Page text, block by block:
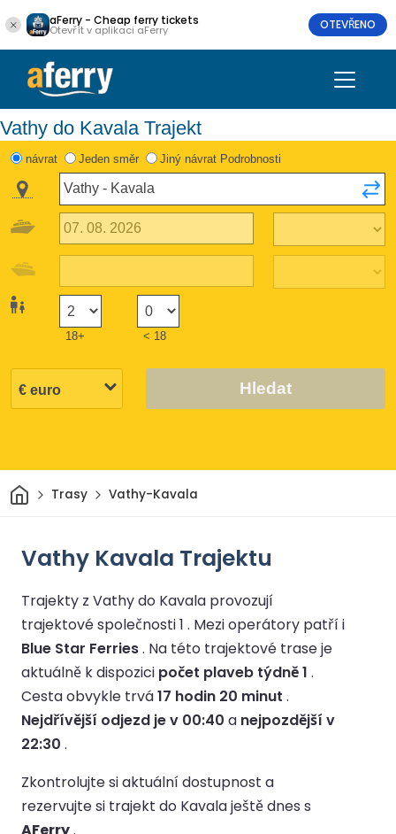
aFerry - Cheap ferry tickets
Otevřít v aplikaci aFerry OTEVŘENO
Vathy do Kavala Trajekt
návrat Jeden směr Jiný návrat Podrobnosti
18+ < 18
Hledat
Domov
Trasy Vathy-Kavala
Vathy Kavala Trajektu
Trajekty z Vathy do Kavala provozují
trajektové společnosti 1 . Mezi operátory patří i
Blue Star Ferries. Na této trajektové trase je
aktuálně k dispozici počet plaveb týdně 1 .
Cesta obvykle trvá17 hodin 20 minut .
Nejdřívější odjezd je v 00:40 a nejpozdější v
22:30 .
Zkontrolujte si aktuální dostupnost a
rezervujte si trajekt do Kavala ještě dnes s
AFerry.